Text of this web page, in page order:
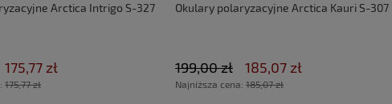
Arctica Intrigo S-327
175,77 zł
175,77 zł
Okulary polaryzacyjne Arctica Kauri S-307
185,07 zł
199,00 zł
Najniższa cena: 185,07 zł